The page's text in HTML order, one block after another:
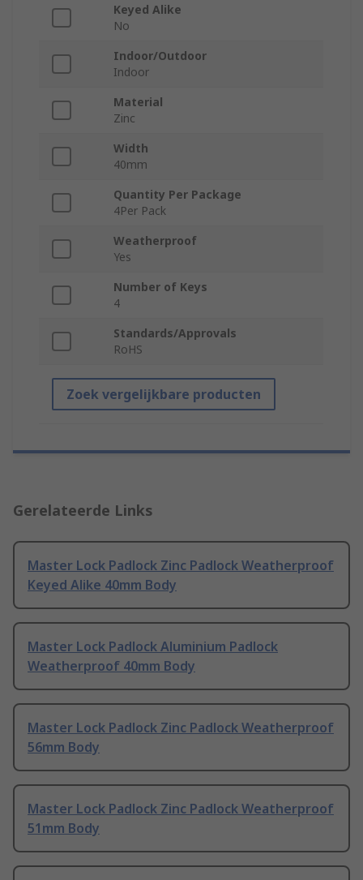
Keyed Alike
No
Indoor/Outdoor
Indoor
Material
Zinc
Width
40mm
Quantity Per Package
4Per Pack
Weatherproof
Yes
Number of Keys
4
Standards/Approvals
RoHS
Zoek vergelijkbare producten
Gerelateerde Links
Master Lock Padlock Zinc Padlock Weatherproof
Keyed Alike 40mm Body
Master Lock Padlock Aluminium Padlock
Weatherproof 40mm Body
Master Lock Padlock Zinc Padlock Weatherproof
56mm Body
Master Lock Padlock Zinc Padlock Weatherproof
51mm Body